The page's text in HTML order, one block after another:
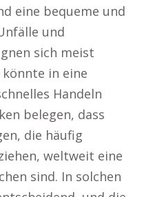
eine bequeme und
und
sich meist
in eine
Handeln
belegen, dass
die häufig
weltweit eine
sind. In solchen